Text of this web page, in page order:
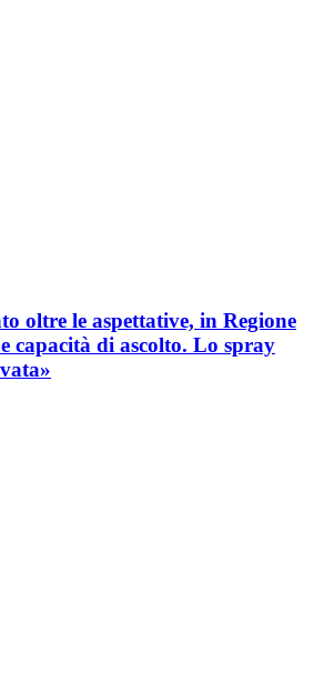
oltre le aspettative, in Regione
capacità di ascolto. Lo spray